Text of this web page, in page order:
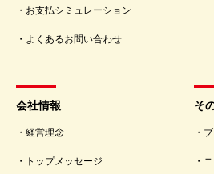
お支払シミュレーション
よくあるお問い合わせ
会社情報
経営理念
トップメッセージ
そ